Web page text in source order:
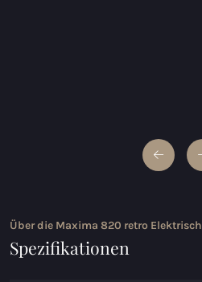
Über die Maxima 820 retro Elektrisch
Spezifikationen